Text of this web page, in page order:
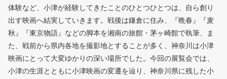
体験など、小津が経験してきたことのひとつひとつは、自ら創り
出す映画へ結実していきます。戦後は鎌倉に住み、『晩春』『麦
秋』『東京物語』などの脚本を湘南の旅館・茅ヶ崎館で執筆、ま
た、戦前から県内各地を撮影地とすることが多く、神奈川は小津
映画にとって大変ゆかりの深い場所でした。今回の展覧会では、
小津の生涯とともに小津映画の変遷を辿り、神奈川県に残した小